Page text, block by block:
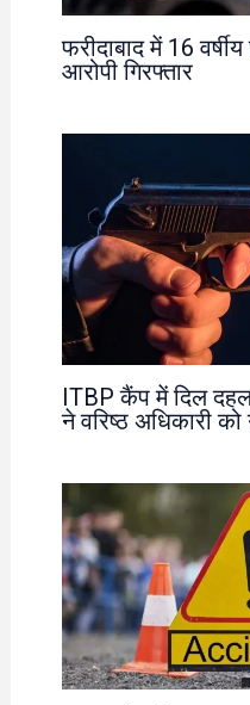
फरीदाबाद में 16
आरोपी गिरफ्तार
ITBP कैंप में दिल
ने वरिष्ठ अधिकारी को